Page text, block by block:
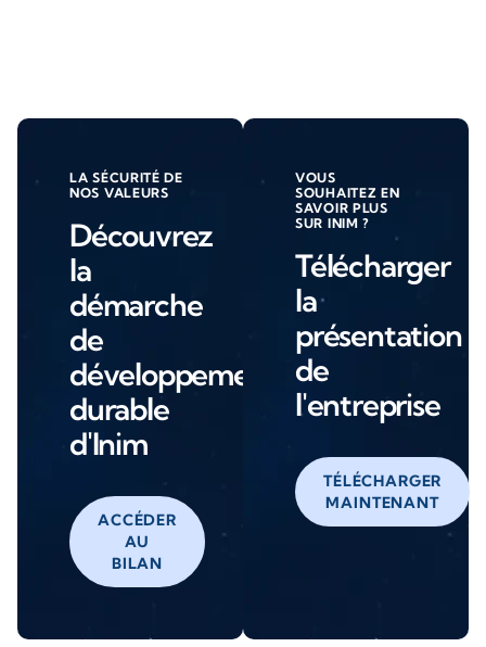
LA SÉCURITÉ DE
NOS VALEURS
Découvrez
la
démarche
de
développement
durable
d'Inim
ACCÉDER
AU
BILAN
VOUS
SOUHAITEZ EN
SAVOIR PLUS
SUR INIM ?
Télécharger
la
présentation
de
l'entreprise
TÉLÉCHARGER
MAINTENANT